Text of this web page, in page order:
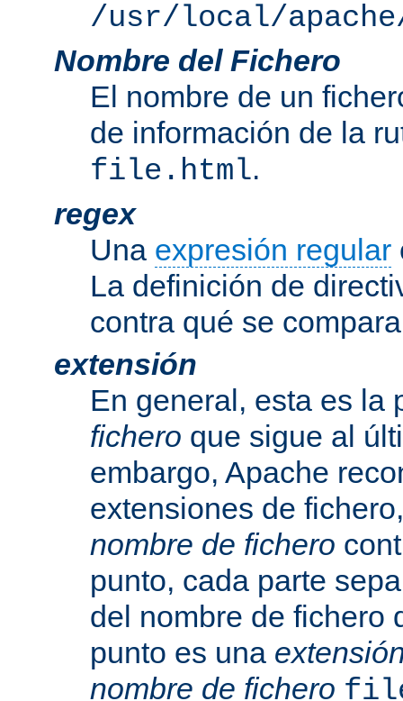
/usr/local/
Nombre del Fichero
El nombre de un
de información de la
file.html.
regex
Una expresión regular
La definición de
contra qué se
extensión
En general, esta es la
fichero que sigue al
embargo, Apache
extensiones de
nombre de fichero
punto, cada parte
del nombre de fichero
punto es una
nombre de fichero